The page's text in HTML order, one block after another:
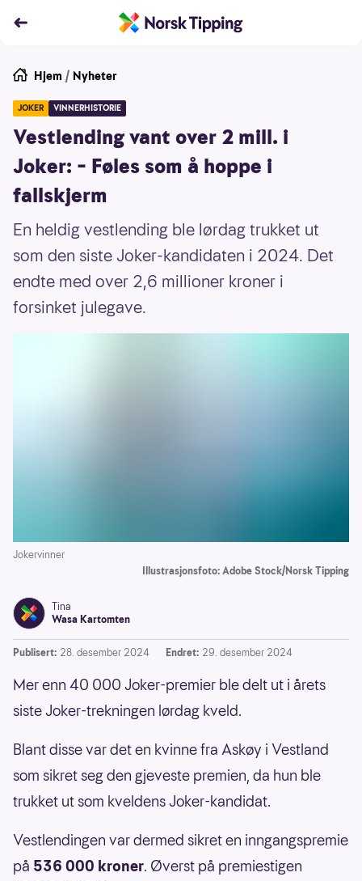
Hjem / Nyheter
JOKER VINNERHISTORIE
Vestlending vant over 2 mill. i
Joker: – Føles som å hoppe i
fallskjerm
En heldig vestlending ble lørdag trukket ut
som den siste Joker-kandidaten i 2024. Det
endte med over 2,6 millioner kroner i
forsinket julegave.
Jokervinner
Illustrasjonsfoto: Adobe Stock/Norsk Tipping
Tina
Wasa Kartomten
Publisert: 28. desember 2024 Endret: 29. desember 2024
Mer enn 40 000 Joker-premier ble delt ut i årets
siste Joker-trekningen lørdag kveld.
Blant disse var det en kvinne fra Askøy i Vestland
som sikret seg den gjeveste premien, da hun ble
trukket ut som kveldens Joker-kandidat.
Vestlendingen var dermed sikret en inngangspremie
på 536 000 kroner. Øverst på premiestigen